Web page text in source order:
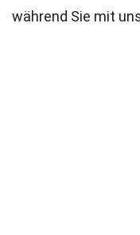
während Sie mit